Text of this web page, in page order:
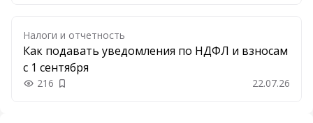
Налоги и отчетность
Как подавать уведомления по НДФЛ и взносам
с 1 сентября
216 Добавить в закладки 22.07.26